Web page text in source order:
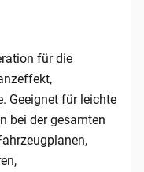
für die
Geeignet für leichte
bei der gesamten